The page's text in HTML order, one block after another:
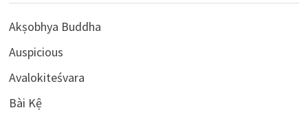
Akṣobhya Buddha
Auspicious
Avalokiteśvara
Bài Kệ